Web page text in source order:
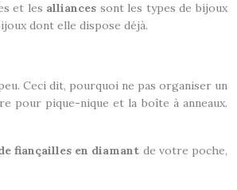
et les alliances sont les types de bijoux
dont elle dispose déjà.
Ceci dit, pourquoi ne pas organiser un
pour pique-nique et la boîte à anneaux.
fiançailles en diamant de votre poche,